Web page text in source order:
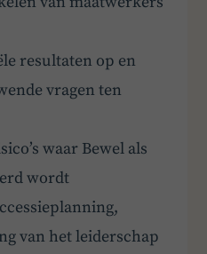
resultaten op en
vragen ten
waar Bewel als
wordt
van het leiderschap